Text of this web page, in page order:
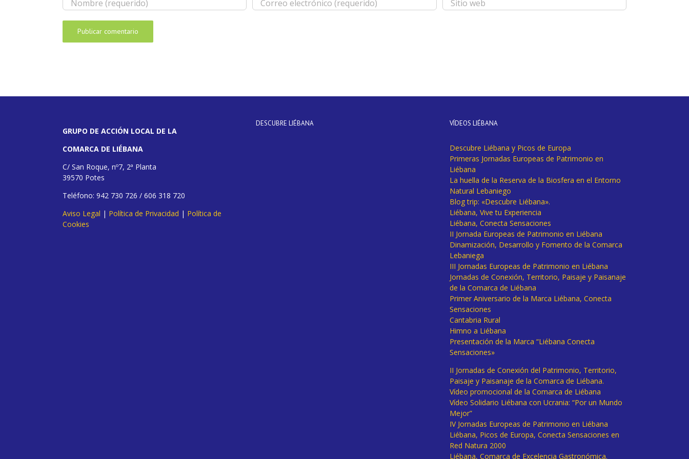
GRUPO DE ACCIÓN LOCAL DE LA
COMARCA DE LIÉBANA
C/ San Roque, nº7, 2ª Planta
39570 Potes
Teléfono: 942 730 726 / 606 318 720
Aviso Legal | Política de Privacidad | Política de
Cookies
DESCUBRE LIÉBANA VÍDEOS LIÉBANA
Descubre Liébana y Picos de Europa
Primeras Jornadas Europeas de Patrimonio en
Liébana
La huella de la Reserva de la Biosfera en el Entorno
Natural Lebaniego
Blog trip: «Descubre Liébana».
Liébana, Vive tu Experiencia
Liébana, Conecta Sensaciones
II Jornada Europeas de Patrimonio en Liébana
Dinamización, Desarrollo y Fomento de la Comarca
Lebaniega
III Jornadas Europeas de Patrimonio en Liébana
Jornadas de Conexión, Territorio, Paisaje y Paisanaje
de la Comarca de Liébana
Primer Aniversario de la Marca Liébana, Conecta
Sensaciones
Cantabria Rural
Himno a Liébana
Presentación de la Marca “Liébana Conecta
Sensaciones»
II Jornadas de Conexión del Patrimonio, Territorio,
Paisaje y Paisanaje de la Comarca de Liébana.
Vídeo promocional de la Comarca de Liébana
Vídeo Solidario Liébana con Ucrania: “Por un Mundo
Mejor”
IV Jornadas Europeas de Patrimonio en Liébana
Liébana, Picos de Europa, Conecta Sensaciones en
Red Natura 2000
Liébana, Comarca de Excelencia Gastronómica.